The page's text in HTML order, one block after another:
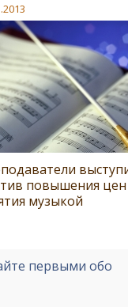
повышения цен
музыкой
первыми обо